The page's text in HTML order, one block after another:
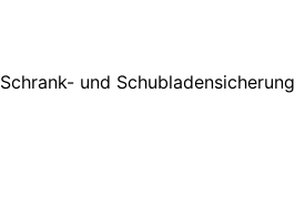
Schrank- und Schubladensicherung